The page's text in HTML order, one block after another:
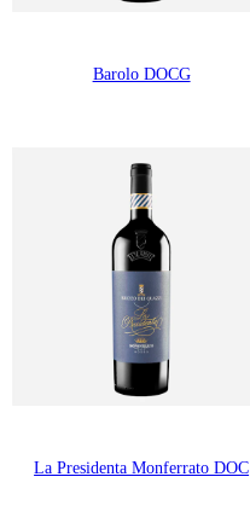
Barolo DOCG
La Presidenta Monferrato DOC